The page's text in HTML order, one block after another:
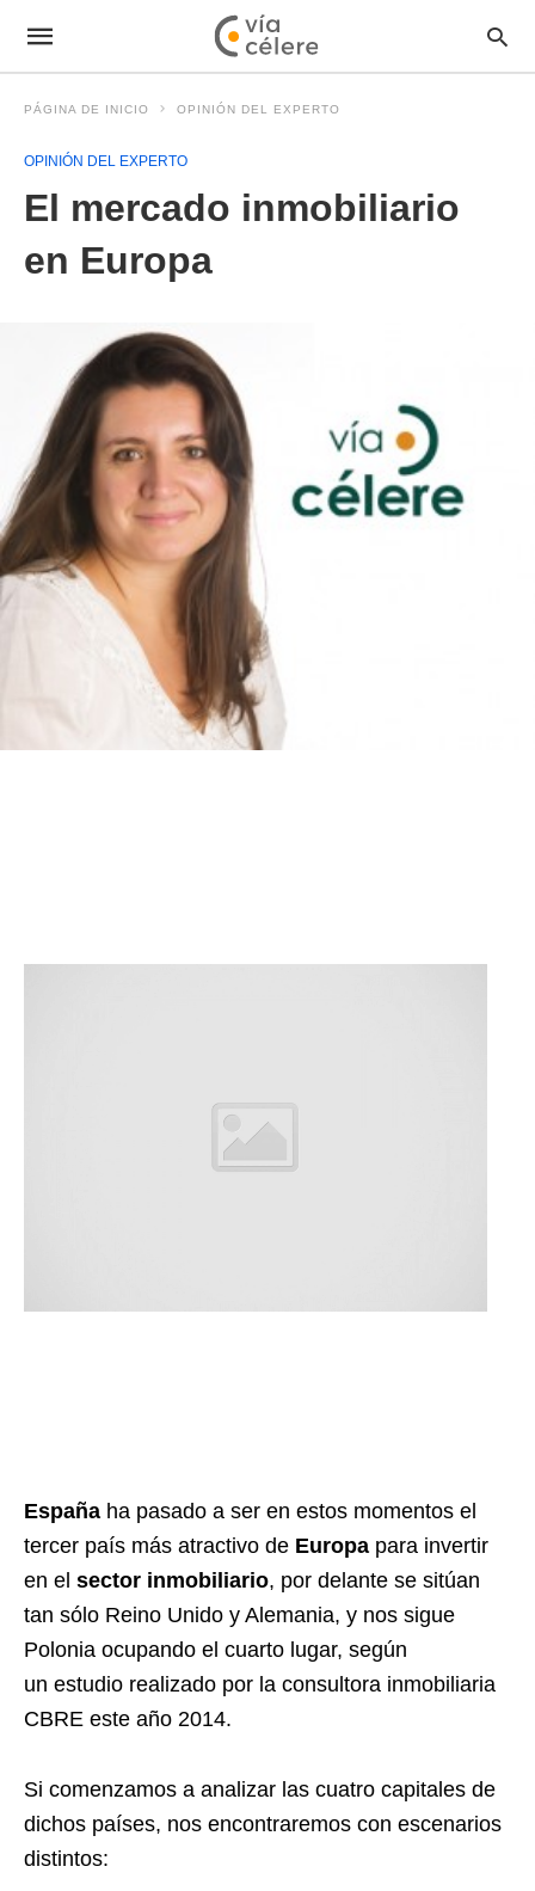
PÁGINA DE INICIO OPINIÓN DEL EXPERTO
OPINIÓN DEL EXPERTO
El mercado inmobiliario
en Europa
España ha pasado a ser en estos momentos el
tercer país más atractivo de Europa para invertir
en el sector inmobiliario, por delante se sitúan
tan sólo Reino Unido y Alemania, y nos sigue
Polonia ocupando el cuarto lugar, según
un estudio realizado por la consultora inmobiliaria
CBRE este año 2014.
Si comenzamos a analizar las cuatro capitales de
dichos países, nos encontraremos con escenarios
distintos: